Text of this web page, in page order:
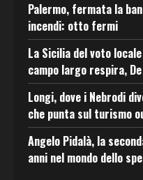
Palermo, fermata la
incendi: otto fermi
La Sicilia del voto
campo largo respira,
Longi, dove i Nebrodi
che punta sul turismo
Angelo Pidalà, la
anni nel mondo dello